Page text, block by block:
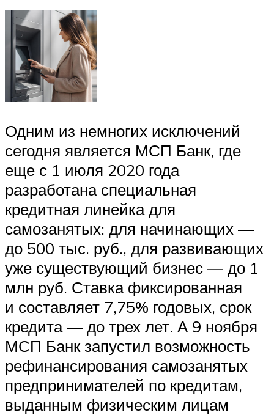
Одним из немногих исключений
сегодня является МСП Банк, где
еще с 1 июля 2020 года
разработана специальная
кредитная линейка для
самозанятых: для начинающих —
до 500 тыс. руб., для развивающих
уже существующий бизнес — до 1
млн руб. Ставка фиксированная
и составляет 7,75% годовых, срок
кредита — до трех лет. А 9 ноября
МСП Банк запустил возможность
рефинансирования самозанятых
предпринимателей по кредитам,
выданным физическим лицам